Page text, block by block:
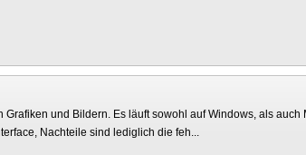
und Bildern. Es läuft sowohl auf Windows, als auch
Nachteile sind lediglich die feh...